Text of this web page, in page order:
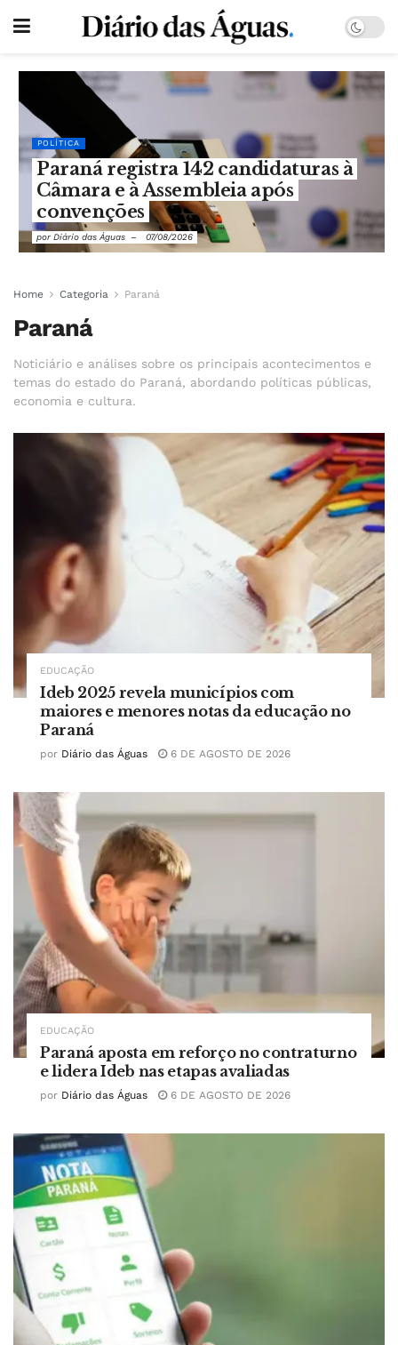
POLÍTICA
Paraná registra 142 candidaturas à
Câmara e à Assembleia após
convenções
por Diário das Águas 07/08/2026
Home Categoria Paraná
Paraná
Noticiário e análises sobre os principais acontecimentos e
temas do estado do Paraná, abordando políticas públicas,
economia e cultura.
EDUCAÇÃO
Ideb 2025 revela municípios com
maiores e menores notas da educação no
Paraná
por Diário das Águas 6 DE AGOSTO DE 2026
EDUCAÇÃO
Paraná aposta em reforço no contraturno
e lidera Ideb nas etapas avaliadas
por Diário das Águas 6 DE AGOSTO DE 2026